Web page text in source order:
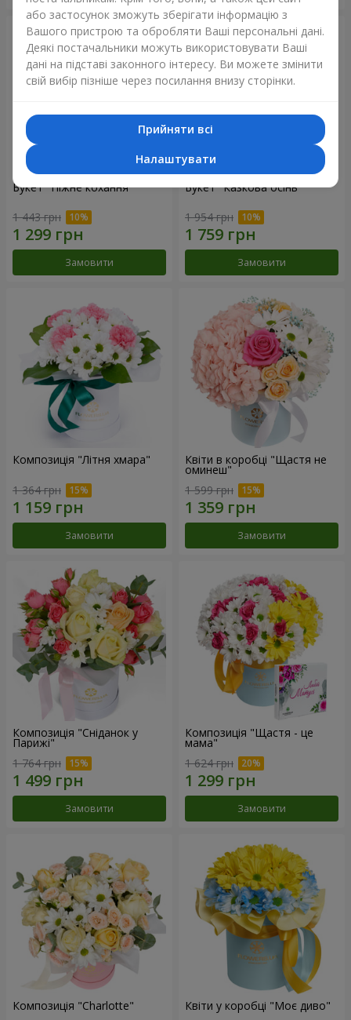
Букет "Ніжне кохання"
1 443 грн
Замовити
Букет "Казкова осінь"
1 954 грн
Замовити
Композиція "Літня хмара"
1 364 грн
Замовити
Квіти в коробці "Щастя не
оминеш"
1 599 грн
Замовити
Композиція "Сніданок у
Парижі"
1 764 грн
Замовити
Композиція "Щастя - це
мама"
1 624 грн
Замовити
Композиція "Charlotte" Квіти у коробці "Моє диво"
або застосунок зможуть зберігати інформацію з
Вашого пристрою та обробляти Ваші персональні дані.
Деякі постачальники можуть використовувати Ваші
дані на підставі законного інтересу. Ви можете змінити
свій вибір пізніше через посилання внизу сторінки.
Прийняти всі
Налаштувати